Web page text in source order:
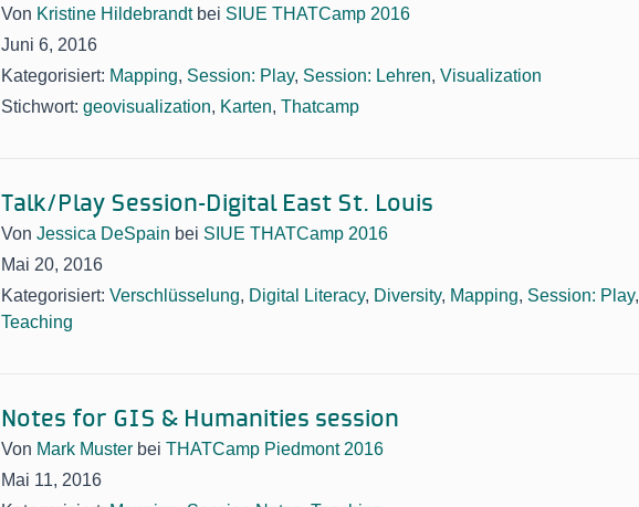
Von Kristine Hildebrandt bei SIUE THATCamp 2016
Juni 6, 2016
Kategorisiert: Mapping, Session: Play, Session: Lehren, Visualization
Stichwort: geovisualization, Karten, Thatcamp
Talk/Play Session-Digital East St. Louis
Von Jessica DeSpain bei SIUE THATCamp 2016
Mai 20, 2016
Kategorisiert: Verschlüsselung, Digital Literacy, Diversity, Mapping, Session: Play,
Teaching
Notes for GIS & Humanities session
Von Mark Muster bei THATCamp Piedmont 2016
Mai 11, 2016